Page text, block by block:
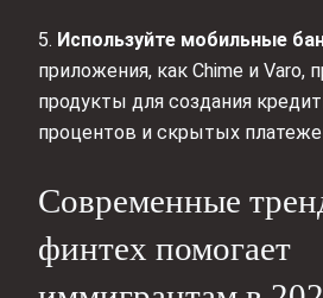
5. Используйте мобильные
приложения, как Chime и Varo,
продукты для создания
процентов и скрытых
Современные
финтех помогает